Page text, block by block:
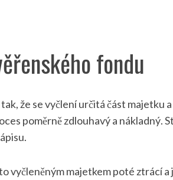
fondu
že se vyčlení určitá část majetku
poměrně zdlouhavý a nákladný.
vyčleněným majetkem poté ztrácí a